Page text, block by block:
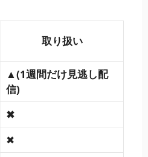
取り扱い
▲(1週間だけ見逃し配
信)
✖
✖